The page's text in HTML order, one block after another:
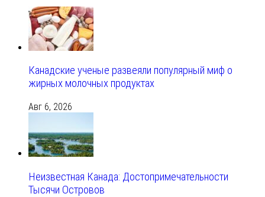
Канадские ученые развеяли популярный миф о
жирных молочных продуктах
Авг 6, 2026
Неизвестная Канада: Достопримечательности
Тысячи Островов